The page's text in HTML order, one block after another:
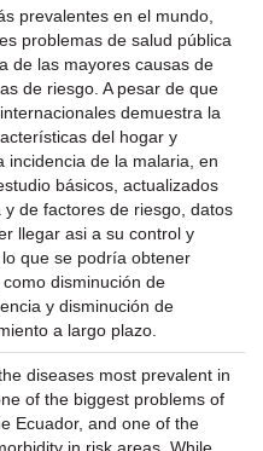
prevalentes en el mundo,
problemas de salud pública
de las mayores causas de
de riesgo. A pesar de que
demuestra la
del hogar y
incidencia de la malaria, en
básicos, actualizados
y de factores de riesgo, datos
llegar asi a su control y
que se podría obtener
disminución de
y disminución de
a largo plazo.
diseases most prevalent in
of the biggest problems of
Ecuador, and one of the